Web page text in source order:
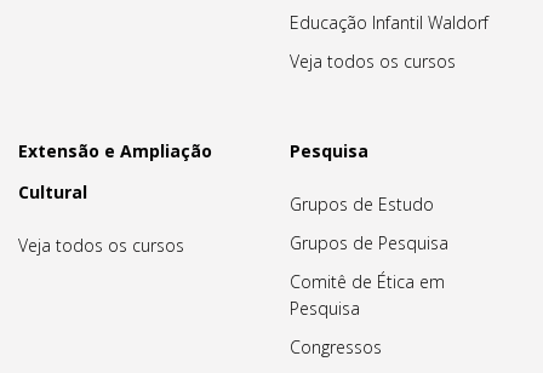
Educação Infantil Waldorf
Veja todos os cursos
Extensão e Ampliação
Cultural
Veja todos os cursos
Pesquisa
Grupos de Estudo
Grupos de Pesquisa
Comitê de Ética em
Pesquisa
Congressos